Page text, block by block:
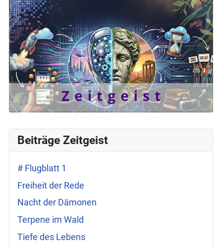
Beiträge Zeitgeist
# Flugblatt 1
Freiheit der Rede
Nacht der Dämonen
Terpene im Wald
Tiefe des Lebens